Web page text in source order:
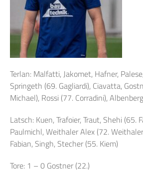
Terlan: Malfatti, Jakomet, Hafner,
Springeth (69. Gagliardi), Ciavatta,
Michael), Rossi (77. Corradini),
Latsch: Kuen, Trafoier, Traut, Shehi (65.
Paulmichl, Weithaler Alex (72.
Fabian, Singh, Stecher (55. Kiem)
Tore: 1 – 0 Gostner (22.)